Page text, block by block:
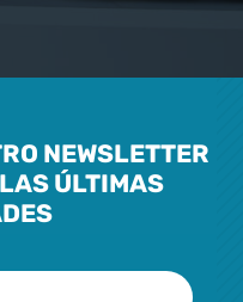
NEWSLETTER
ÚLTIMAS